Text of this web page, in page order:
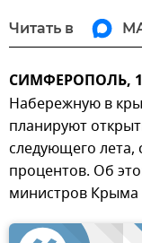
Читать в
СИМФЕРОПОЛЬ,
Набережную в
планируют
следующего лета,
процентов. Об
министров